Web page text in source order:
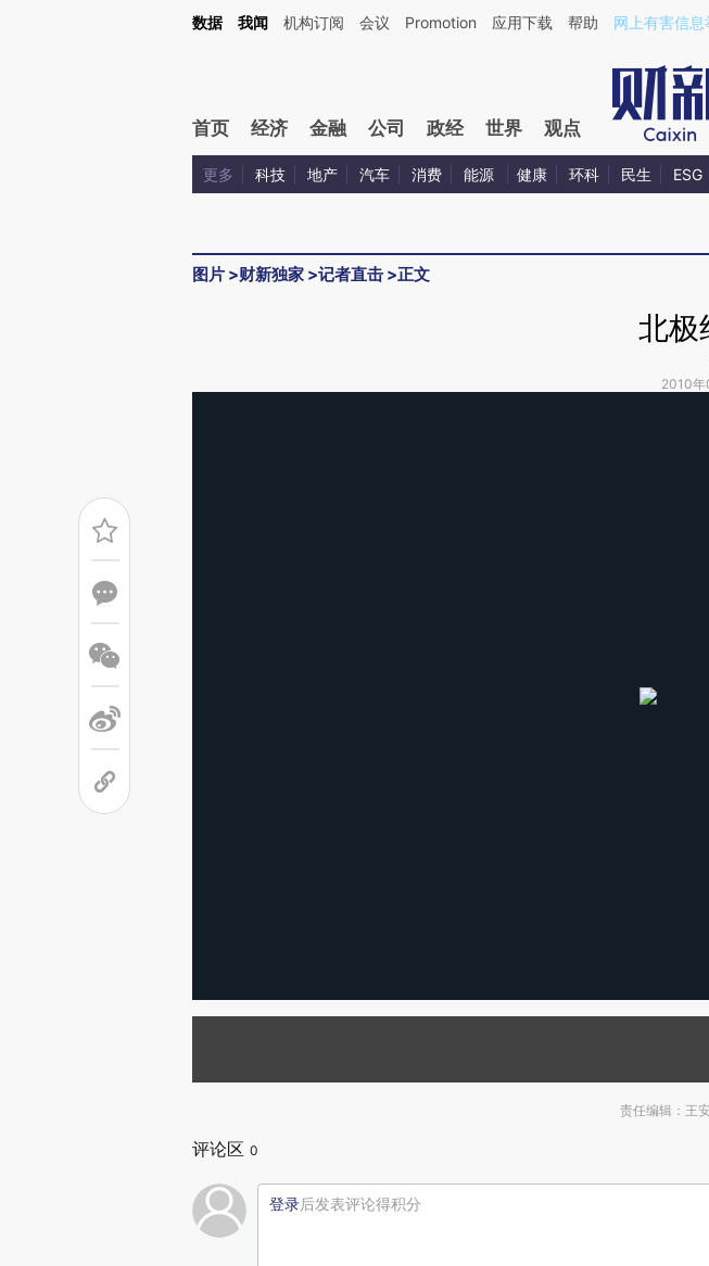
数据 我闻 机构订阅 会议 Promotion 应用下载 帮助 网上有害信息
首页 经济 金融 公司 政经 世界 观点
更多 科技 地产 汽车 消费 能源 健康 环科 民生 ESG
图片 >财新独家 >记者直击 >正文
北极
2010年
责任编辑：王
评论区 0
登录后发表评论得积分